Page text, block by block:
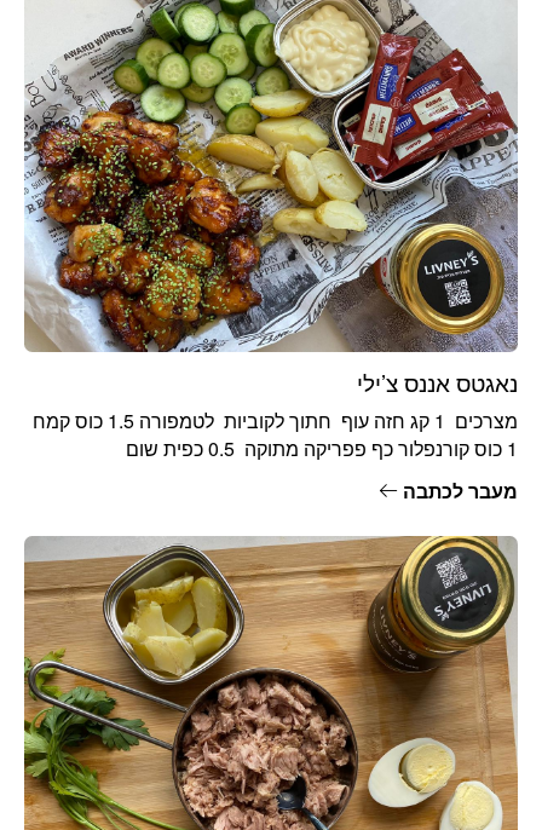
נאגטס אננס צ’ילי
מצרכים 1 קג חזה עוף חתוך לקוביות לטמפורה 1.5 כוס קמח
1 כוס קורנפלור כף פפריקה מתוקה 0.5 כפית שום
מעבר לכתבה